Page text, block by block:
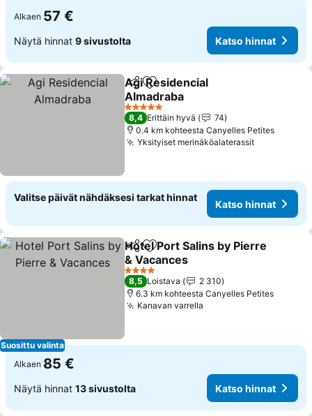
Alkaen 57 €
Näytä hinnat 9 sivustolta Katso hinnat
Jaa Lisää suosikkeihin
Agi Residencial
Almadraba
5 Tähtiluokitus
8,4 Erittäin hyvä
74
0.4 km kohteesta Canyelles Petites
Yksityiset merinäköalaterassit
Valitse päivät nähdäksesi tarkat hinnat
Katso hinnat
Suosittu valinta
Jaa Lisää suosikkeihin
Hotel Port Salins by Pierre
& Vacances
4 Tähtiluokitus
8,5 Loistava
2 310
6.3 km kohteesta Canyelles Petites
Kanavan varrella
Alkaen 85 €
Näytä hinnat 13 sivustolta Katso hinnat